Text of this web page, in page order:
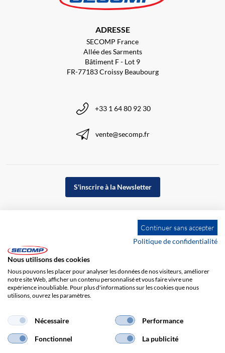
ADRESSE
SECOMP France
Allée des Sarments
Bâtiment F - Lot 9
FR-77183 Croissy Beaubourg
+33 1 64 80 92 30
vente@secomp.fr
S'inscrire à la Newsletter
Impression Responsabilité
Continuer sans accepter
Politique de confidentialité
Nous utilisons des cookies
Nous pouvons les placer pour analyser les données de nos visiteurs, améliorer
notre site Web, afficher un contenu personnalisé et vous faire vivre une
expérience inoubliable. Pour plus d'informations sur les cookies que nous
utilisons, ouvrez les paramètres.
Nécessaire Performance
Fonctionnel La publicité